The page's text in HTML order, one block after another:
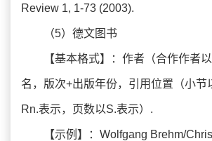
Review 1, 1-73 (2003).
（5）德文图书
【基本格式】：作者（合作作者
名，版次+出版年份，引用位置（小节
Rn.表示，页数以S.表示）.
【示例】：Wolfgang Brehm/